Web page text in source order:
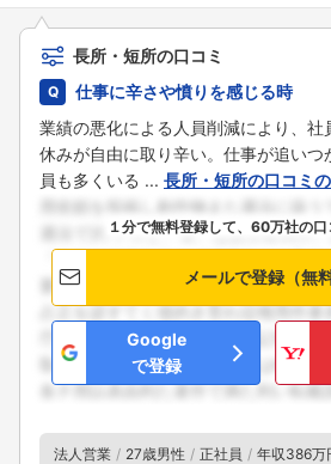
フォローしま
こちらの企業もフォロー
長所・短所の口コミ
仕事に辛さや憤りを感じる時
業績の悪化による人員削減により、社
休みが自由に取り辛い。仕事が追いつ
員も多くいる ... 長所・短所の口コミ
１分で無料登録して、60万社の
メールで登録（無料
Google
で登録
法人営業 27歳男性 正社員 年収386万